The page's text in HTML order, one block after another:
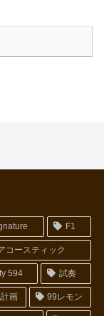
F1
コースティック
594 試奏
画 99レモン